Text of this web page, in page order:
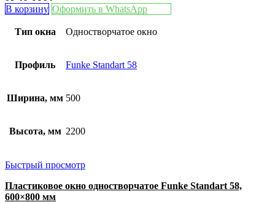
В корзину Оформить в WhatsApp
Тип окна Одностворчатое окно
Профиль Funke Standart 58
Ширина, мм 500
Высота, мм 2200
Быстрый просмотр
Пластиковое окно одностворчатое Funke Standart 58,
600×800 мм